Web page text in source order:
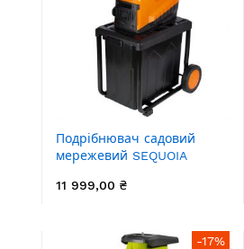
Подрібнювач садовий
мережевий SEQUOIA
60л 27кг
11 999,00 ₴
-17%